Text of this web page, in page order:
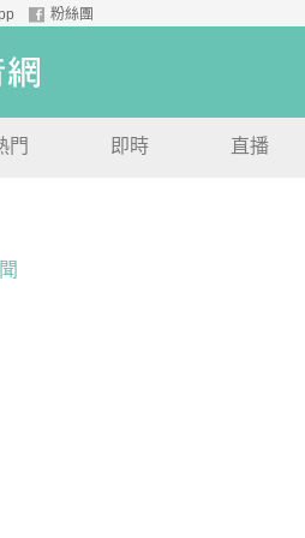
粉絲團
門 即時 直播